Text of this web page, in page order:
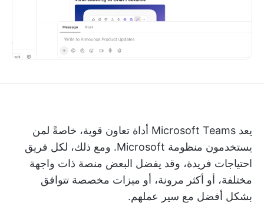
يعد Microsoft Teams أداة تعاون قوية، خاصةً لمن
يستخدمون منظومة Microsoft. ومع ذلك، لكل فريق
احتياجات فريدة، وقد يفضل البعض منصة ذات واجهة
مختلفة، أو أكثر مرونة، أو ميزات مخصصة تتوافق
بشكل أفضل مع سير عملهم.